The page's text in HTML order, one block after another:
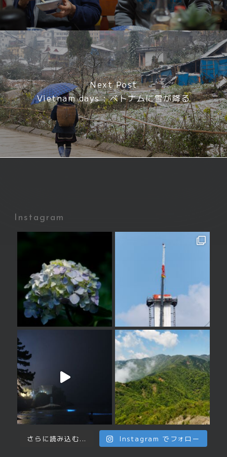
Next Post
Vietnam days : ベトナムに雪が降る
Instagram
さらに読み込む... Instagram でフォロー